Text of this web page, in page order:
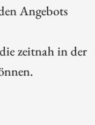
Angebots
zeitnah in der